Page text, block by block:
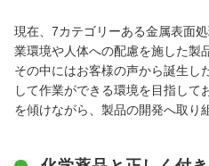
現在、7カテゴリーある金属表面
業環境や人体への配慮を施した製
その中にはお客様の声から誕生し
して作業ができる環境を目指して
を傾けながら、製品の開発へ取り